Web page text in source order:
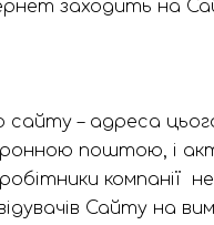
заходить на
– адреса
поштою, і
Сайту на